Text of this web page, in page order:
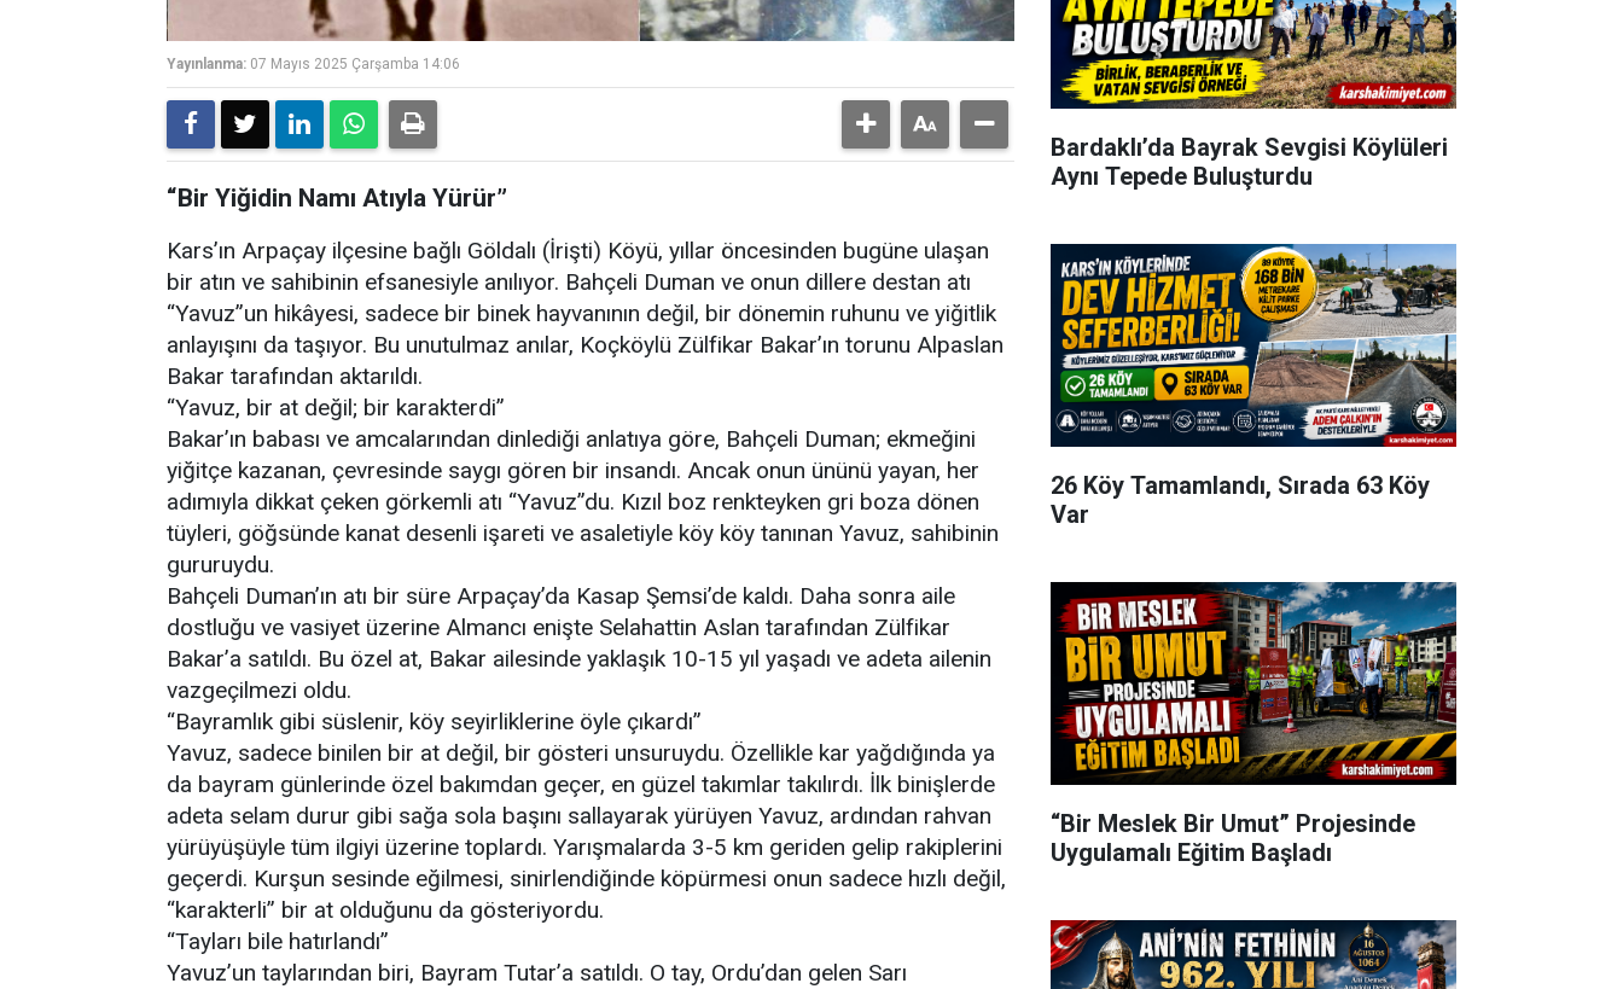
Yayınlanma: 07 Mayıs 2025 Çarşamba 14:06
“Bir Yiğidin Namı Atıyla Yürür”
Kars’ın Arpaçay ilçesine bağlı Göldalı (İrişti) Köyü, yıllar öncesinden bugüne ulaşan
bir atın ve sahibinin efsanesiyle anılıyor. Bahçeli Duman ve onun dillere destan atı
“Yavuz”un hikâyesi, sadece bir binek hayvanının değil, bir dönemin ruhunu ve yiğitlik
anlayışını da taşıyor. Bu unutulmaz anılar, Koçköylü Zülfikar Bakar’ın torunu Alpaslan
Bakar tarafından aktarıldı.
“Yavuz, bir at değil; bir karakterdi”
Bakar’ın babası ve amcalarından dinlediği anlatıya göre, Bahçeli Duman; ekmeğini
yiğitçe kazanan, çevresinde saygı gören bir insandı. Ancak onun ününü yayan, her
adımıyla dikkat çeken görkemli atı “Yavuz”du. Kızıl boz renkteyken gri boza dönen
tüyleri, göğsünde kanat desenli işareti ve asaletiyle köy köy tanınan Yavuz, sahibinin
gururuydu.
Bahçeli Duman’ın atı bir süre Arpaçay’da Kasap Şemsi’de kaldı. Daha sonra aile
dostluğu ve vasiyet üzerine Almancı enişte Selahattin Aslan tarafından Zülfikar
Bakar’a satıldı. Bu özel at, Bakar ailesinde yaklaşık 10-15 yıl yaşadı ve adeta ailenin
vazgeçilmezi oldu.
“Bayramlık gibi süslenir, köy seyirliklerine öyle çıkardı”
Yavuz, sadece binilen bir at değil, bir gösteri unsuruydu. Özellikle kar yağdığında ya
da bayram günlerinde özel bakımdan geçer, en güzel takımlar takılırdı. İlk binişlerde
adeta selam durur gibi sağa sola başını sallayarak yürüyen Yavuz, ardından rahvan
yürüyüşüyle tüm ilgiyi üzerine toplardı. Yarışmalarda 3-5 km geriden gelip rakiplerini
geçerdi. Kurşun sesinde eğilmesi, sinirlendiğinde köpürmesi onun sadece hızlı değil,
“karakterli” bir at olduğunu da gösteriyordu.
“Tayları bile hatırlandı”
Yavuz’un taylarından biri, Bayram Tutar’a satıldı. O tay, Ordu’dan gelen Sarı
Bardaklı’da Bayrak Sevgisi Köylüleri
Aynı Tepede Buluşturdu
26 Köy Tamamlandı, Sırada 63 Köy
Var
“Bir Meslek Bir Umut” Projesinde
Uygulamalı Eğitim Başladı